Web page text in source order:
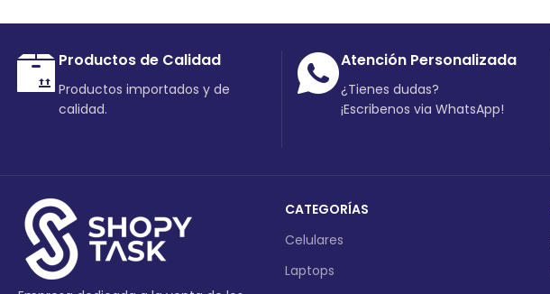
Productos de Calidad
Productos importados y de
calidad.
Atención Personalizada
¿Tienes dudas?
¡Escribenos via WhatsApp!
CATEGORÍAS
Celulares
Laptops